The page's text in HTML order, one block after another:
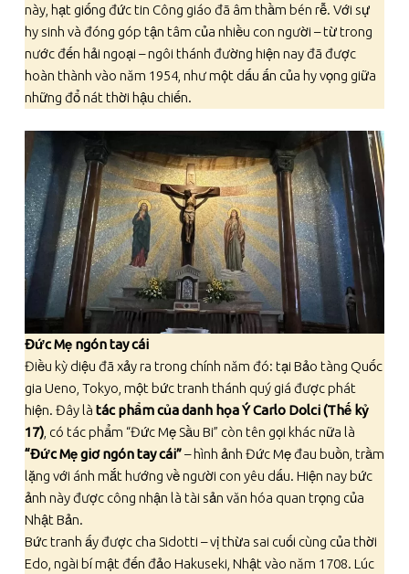
này, hạt giống đức tin Công giáo đã âm thầm bén rễ. Với sự
hy sinh và đóng góp tận tâm của nhiều con người – từ trong
nước đến hải ngoại – ngôi thánh đường hiện nay đã được
hoàn thành vào năm 1954, như một dấu ấn của hy vọng giữa
những đổ nát thời hậu chiến.
Đức Mẹ ngón tay cái
Điều kỳ diệu đã xảy ra trong chính năm đó: tại Bảo tàng Quốc
gia Ueno, Tokyo, một bức tranh thánh quý giá được phát
hiện. Đây là tác phẩm của danh họa Ý Carlo Dolci (Thế kỷ
17), có tác phẩm “Đức Mẹ Sầu Bi” còn tên gọi khác nữa là
“Đức Mẹ giơ ngón tay cái”– hình ảnh Đức Mẹ đau buồn, trầm
lặng với ánh mắt hướng về người con yêu dấu. Hiện nay bức
ảnh này được công nhận là tài sản văn hóa quan trọng của
Nhật Bản.
Bức tranh ấy được cha Sidotti – vị thừa sai cuối cùng của thời
Edo, ngài bí mật đến đảo Hakuseki, Nhật vào năm 1708. Lúc